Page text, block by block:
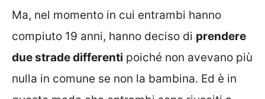
Ma, nel momento in cui entrambi hanno
compiuto 19 anni, hanno deciso di prendere
due strade differenti poiché non avevano più
nulla in comune se non la bambina. Ed è in